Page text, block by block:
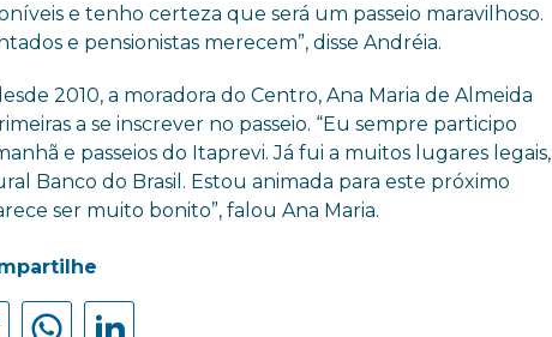
e tenho certeza que será um passeio maravilhoso.
e pensionistas merecem”, disse Andréia.
2010, a moradora do Centro, Ana Maria de Almeida
a se inscrever no passeio. “Eu sempre participo
e passeios do Itaprevi. Já fui a muitos lugares legais,
Banco do Brasil. Estou animada para este próximo
ser muito bonito”, falou Ana Maria.